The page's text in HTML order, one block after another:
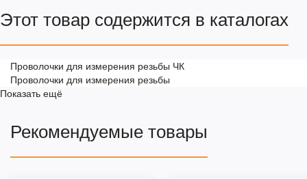
Этот товар содержится в каталогах
Проволочки для измерения резьбы ЧК
Проволочки для измерения резьбы
Показать ещё
Рекомендуемые товары